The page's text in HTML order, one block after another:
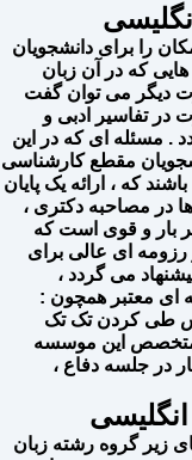
را برای دانشجویان
که در آن زبان
دیگر می توان گفت
در تفاسیر ادبی و
. مسئله ای که در این
مقطع کارشناسی
که ، ارائه یک پایان
در مصاحبه دکتری ،
پر‌ بار و قوی است که
رزومه ای عالی برای
می گردد ،
ای معتبر همچون :
طی کردن تک تک
و متخصص این موسسه
بار در جلسه دفاع ،
انگلیسی
زیر گروه رشته زبان